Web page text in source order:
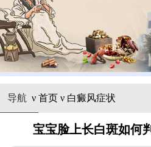
导航 ν 首页ν 白癜风症状
宝宝脸上长白斑如何